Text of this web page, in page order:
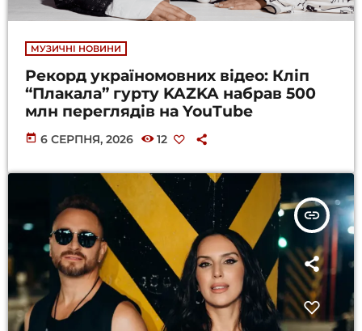
МУЗИЧНІ НОВИНИ
Рекорд україномовних відео: Кліп
“Плакала” гурту KAZKA набрав 500
млн переглядів на YouTube
today 6 СЕРПНЯ, 2026 12
insert_link